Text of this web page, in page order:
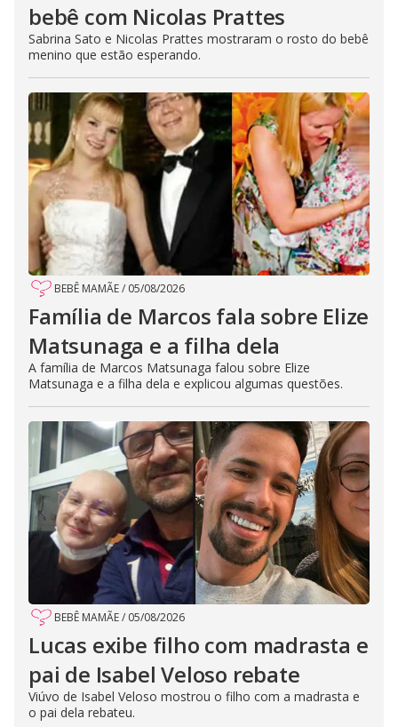
bebê com Nicolas Prattes
Sabrina Sato e Nicolas Prattes mostraram o rosto do bebê
menino que estão esperando.
BEBÊ MAMÃE/ 05/08/2026
Família de Marcos fala sobre Elize
Matsunaga e a filha dela
A família de Marcos Matsunaga falou sobre Elize
Matsunaga e a filha dela e explicou algumas questões.
BEBÊ MAMÃE/ 05/08/2026
Lucas exibe filho com madrasta e
pai de Isabel Veloso rebate
Viúvo de Isabel Veloso mostrou o filho com a madrasta e
o pai dela rebateu.